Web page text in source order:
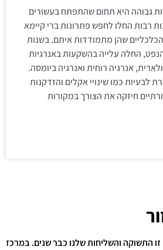
גבוהה היא תחום שהתפתח בעשורים
רבות החלו לחפש פתרונות ברי קיימא
שהן מתמודדות איתם. בשנות
הנפט, החלה עלייה בהשקעות באנרגיות
אנרגיה רוחית ואנרגיה ביומסה.
לבעיות כמו שינויי אקלים והזדקנות
חיזקה את הצורך במקורות
זו התשוקה והשליחות שלנו כבר שנים. במרכז